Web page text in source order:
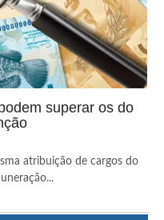
superar os do
atribuição de cargos do